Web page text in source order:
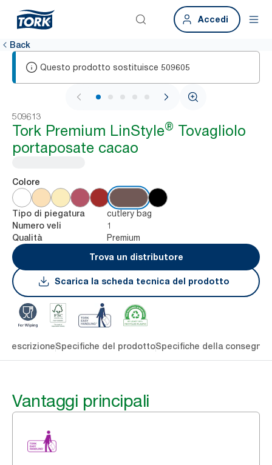
Accedi
Back
Questo prodotto sostituisce 509605
1 / 6
509613
Tork Premium LinStyle® Tovagliolo
portaposate cacao
Colore
Tipo di piegatura cutlery bag
Numero veli 1
Qualità
Premium
Trova un distributore
Scarica la scheda tecnica del prodotto
DescrizioneSpecifiche del prodottoSpecifiche della consegna
Vantaggi principali